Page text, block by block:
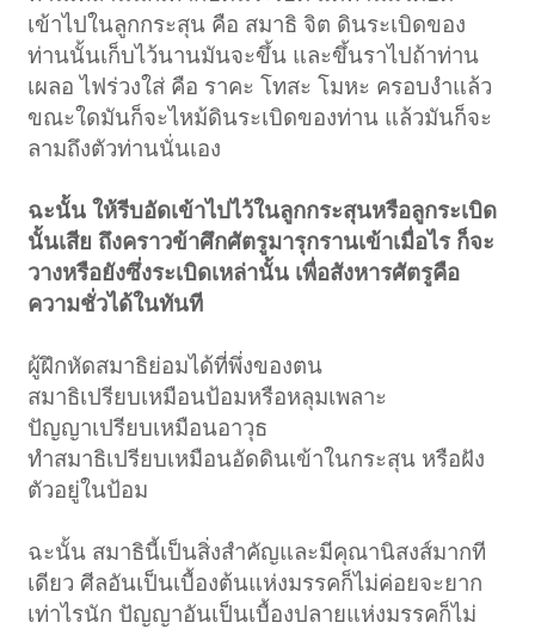
เข้าไปในลูกกระสุน คือ สมาธิ จิต ดินระเบิดของ
ท่านนั้นเก็บไว้นานมันจะขึ้น และขึ้นราไปถ้าท่าน
เผลอ ไฟร่วงใส่ คือ ราคะ โทสะ โมหะ ครอบงำแล้ว
ขณะใดมันก็จะไหม้ดินระเบิดของท่าน แล้วมันก็จะ
ลามถึงตัวท่านนั่นเอง
ฉะนั้น ให้รีบอัดเข้าไปไว้ในลูกกระสุนหรือลูกระเบิด
นั้นเสีย ถึงคราวข้าศึกศัตรูมารุกรานเข้าเมื่อไร ก็จะ
วางหรือยังซึ่งระเบิดเหล่านั้น เพื่อสังหารศัตรูคือ
ความชั่วได้ในทันที
ผู้ฝึกหัดสมาธิย่อมได้ที่พึ่งของตน
สมาธิเปรียบเหมือนป้อมหรือหลุมเพลาะ
ปัญญาเปรียบเหมือนอาวุธ
ทำสมาธิเปรียบเหมือนอัดดินเข้าในกระสุน หรือฝัง
ตัวอยู่ในป้อม
ฉะนั้น สมาธินี้เป็นสิ่งสำคัญและมีคุณานิสงส์มากที
เดียว ศีลอันเป็นเบื้องต้นแห่งมรรคก็ไม่ค่อยจะยาก
เท่าไรนัก ปัญญาอันเป็นเบื้องปลายแห่งมรรคก็ไม่